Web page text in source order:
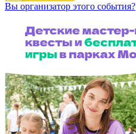
Вы организатор этого события?